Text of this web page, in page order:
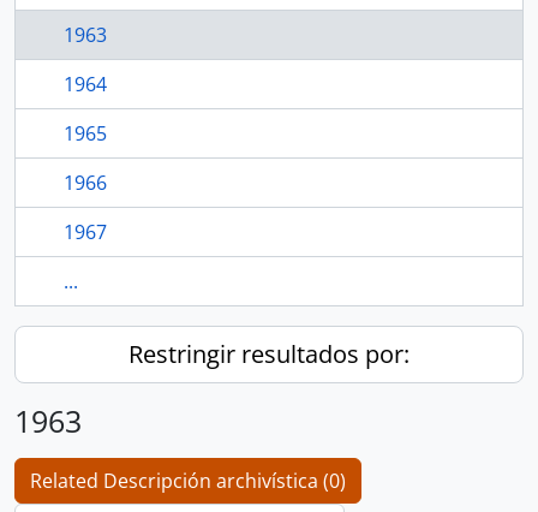
1963
1964
1965
1966
1967
...
Restringir resultados por:
1963
Related Descripción archivística (0)